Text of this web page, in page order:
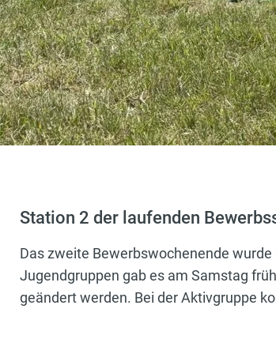
Station 2 der laufenden
Das zweite Bewerbswochenende
Jugendgruppen gab es am Samstag
geändert werden. Bei der Aktivgruppe